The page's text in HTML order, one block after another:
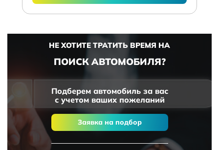
НЕ ХОТИТЕ ТРАТИТЬ ВРЕМЯ НА
ПОИСК АВТОМОБИЛЯ?
Подберем автомобиль за вас
с учетом ваших пожеланий
Заявка на подбор